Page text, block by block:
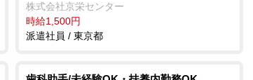
株式会社京栄センター
時給1,500円
派遣社員 / 東京都